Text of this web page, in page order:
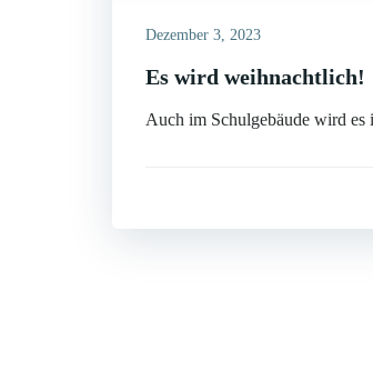
Dezember 3, 2023
Es wird weihnachtlich!
Auch im Schulgebäude wird